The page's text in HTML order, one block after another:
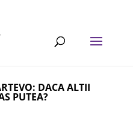
DACA ALTII
PUTEA?